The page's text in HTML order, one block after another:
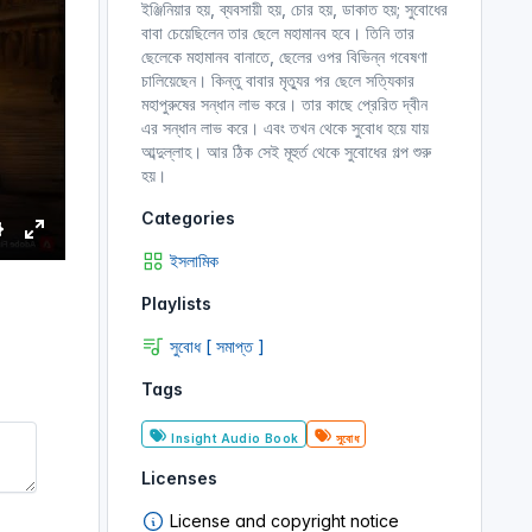
ইঞ্জিনিয়ার হয়, ব্যবসায়ী হয়, চোর হয়, ডাকাত হয়; সুবোধের
বাবা চেয়েছিলেন তার ছেলে মহামানব হবে। তিনি তার
ছেলেকে মহামানব বানাতে, ছেলের ওপর বিভিন্ন গবেষণা
চালিয়েছেন। কিন্তু বাবার মৃত্যুর পর ছেলে সত্যিকার
মহাপুরুষের সন্ধান লাভ করে। তার কাছে প্রেরিত দ্বীন
এর সন্ধান লাভ করে। এবং তখন থেকে সুবোধ হয়ে যায়
আব্দুল্লাহ। আর ঠিক সেই মূহুর্ত থেকে সুবোধের গল্প শুরু
হয়।
Categories
ইসলামিক
Playlists
সুবোধ [ সমাপ্ত ]
Tags
Insight Audio Book সুবোধ
Licenses
License and copyright notice